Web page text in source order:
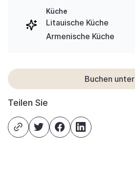
Küche
Litauische Küche
Armenische Küche
Buchen unter
Teilen Sie